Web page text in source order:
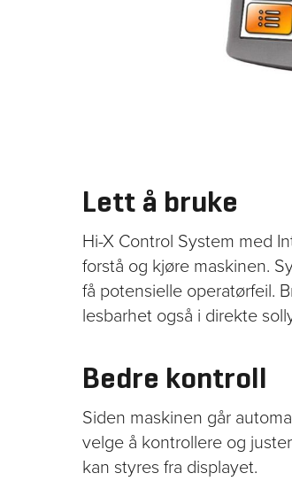
Lett å bruke
Hi-X Control System med
forstå og kjøre maskinen.
få potensielle operatørfeil.
lesbarhet også i direkte
Bedre kontroll
Siden maskinen går
velge å kontrollere og
kan styres fra displayet.